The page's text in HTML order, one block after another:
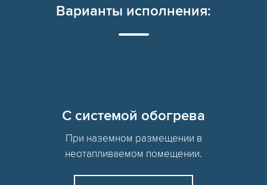
Варианты исполнения:
C системой обогрева
При наземном размещении в
неотапливаемом помещении.